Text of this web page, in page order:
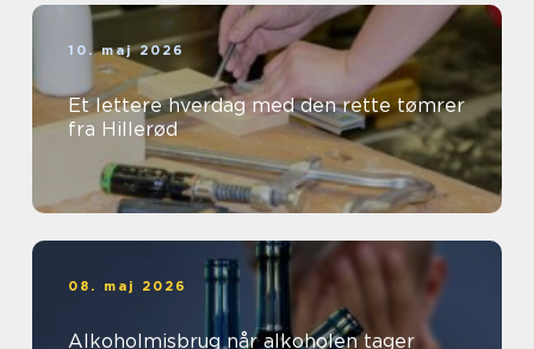
10. maj 2026
Et lettere hverdag med den rette tømrer
fra Hillerød
08. maj 2026
Alkoholmisbrug når alkoholen tager